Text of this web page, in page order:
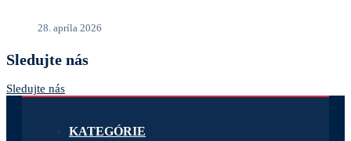
28. apríla 2026
Sledujte nás
Sledujte nás
KATEGÓRIE